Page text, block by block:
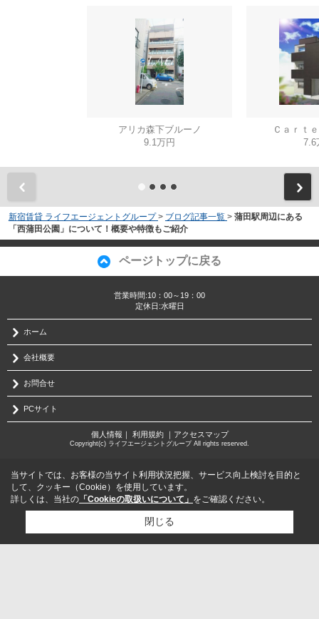
アリカ森下ブルーノ
9.1万円
Ｃａｒｔ
7.6
新宿賃貸 ライフエージェントグループ > ブログ記事一覧 > 蒲田駅周辺にある
「西蒲田公園」について！概要や特徴もご紹介
ページトップに戻る
営業時間:10：00～19：00
定休日:水曜日
ホーム
会社概要
お問合せ
PCサイト
個人情報 ｜ 利用規約｜ アクセスマップ
Copyright(c) ライフエージェントグループ All rights reserved.
当サイトでは、お客様の当サイト利用状況把握、サービス向上検討を目的と
して、クッキー（Cookie）を使用しています。
詳しくは、当社の 「Cookieの取扱いについて」 をご確認ください。
閉じる